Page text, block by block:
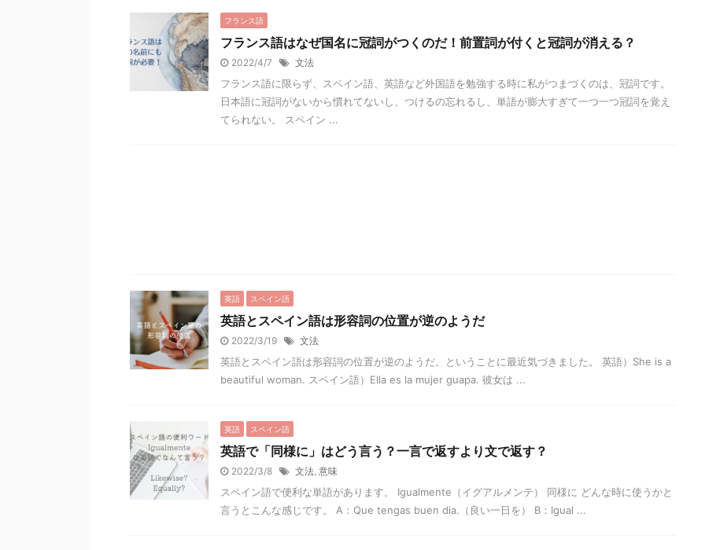
フランス語
フランス語はなぜ国名に冠詞がつくのだ！前置詞が付くと冠詞が消える？
2022/4/7 文法
フランス語に限らず、スペイン語、英語など外国語を勉強する時に私がつまづくのは、冠詞です。
日本語に冠詞がないから慣れてないし、つけるの忘れるし、単語が膨大すぎて一つ一つ冠詞を覚え
てられない。 スペイン ...
英語 スペイン語
英語とスペイン語は形容詞の位置が逆のようだ
2022/3/19 文法
英語とスペイン語は形容詞の位置が逆のようだ。ということに最近気づきました。 英語）She is a
beautiful woman. スペイン語）Ella es la mujer guapa. 彼女は ...
英語 スペイン語
英語で「同様に」はどう言う？一言で返すより文で返す？
2022/3/8 文法, 意味
スペイン語で便利な単語があります。 Igualmente（イグアルメンテ） 同様に どんな時に使うかと
言うとこんな感じです。 A：Que tengas buen dia.（良い一日を） B：Igual ...